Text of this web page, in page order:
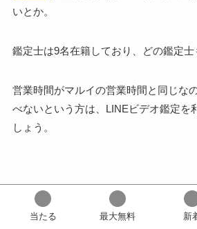
いとか。
鑑定士は9名在籍しており、どの鑑定士
営業時間がマルイの営業時間と同じな
べないという方は、LINEビデオ鑑定を
しょう。
当たる 最大無料 新